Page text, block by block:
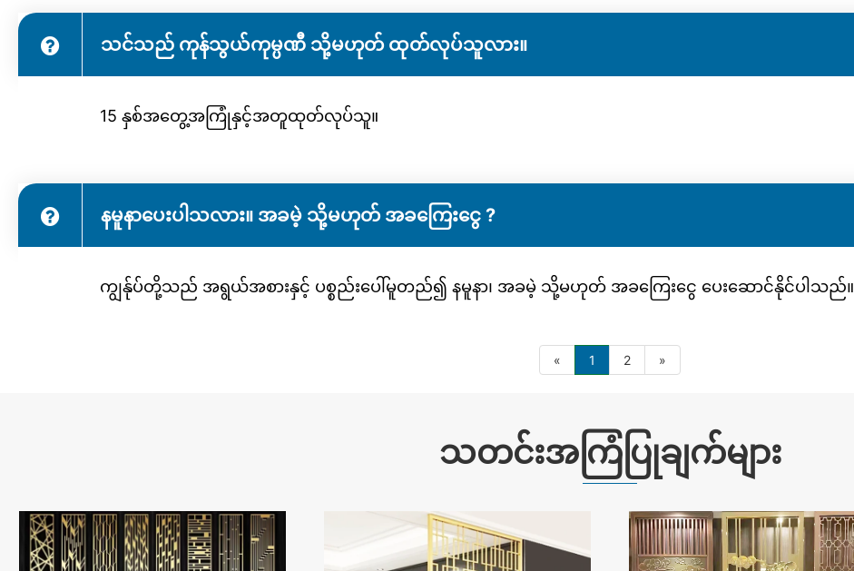
သင်သည် ကုန်သွယ်ကုမ္ပဏီ သို့မဟုတ် ထုတ်လုပ်သူလား။
15 နှစ်အတွေ့အကြုံနှင့်အတူထုတ်လုပ်သူ။
နမူနာပေးပါသလား။ အခမဲ့ သို့မဟုတ် အခကြေးငွေ ?
ကျွန်ုပ်တို့သည် အရွယ်အစားနှင့် ပစ္စည်းပေါ်မူတည်၍ နမူနာ၊ အခမဲ့ သို့မဟုတ် အခကြေးငွေ ပေးဆောင်နိုင်ပါသည်။
« 1 2 »
သတင်းအကြံပြုချက်များ